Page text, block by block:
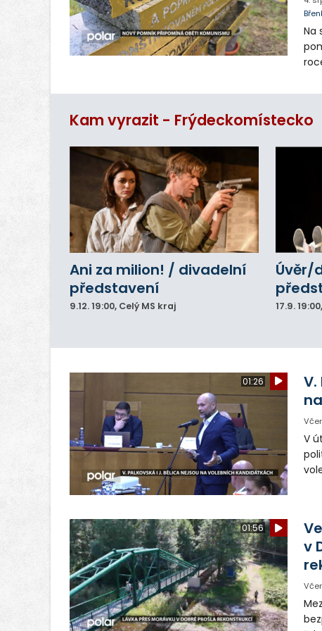
Na
Kam vyrazit - Frýdeckomístecko
Ani za milion! / divadelní
představení
9.12.19:00, Celý MS kraj
Úvěr/
17.9. 19:00
01:26
V
01:56
v